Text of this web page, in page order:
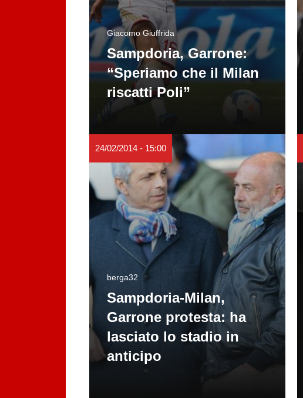
Giacomo Giuffrida
Sampdoria, Garrone:
“Speriamo che il Milan
riscatti Poli”
24/02/2014 - 15:00
berga32
Sampdoria-Milan,
Garrone protesta: ha
lasciato lo stadio in
anticipo